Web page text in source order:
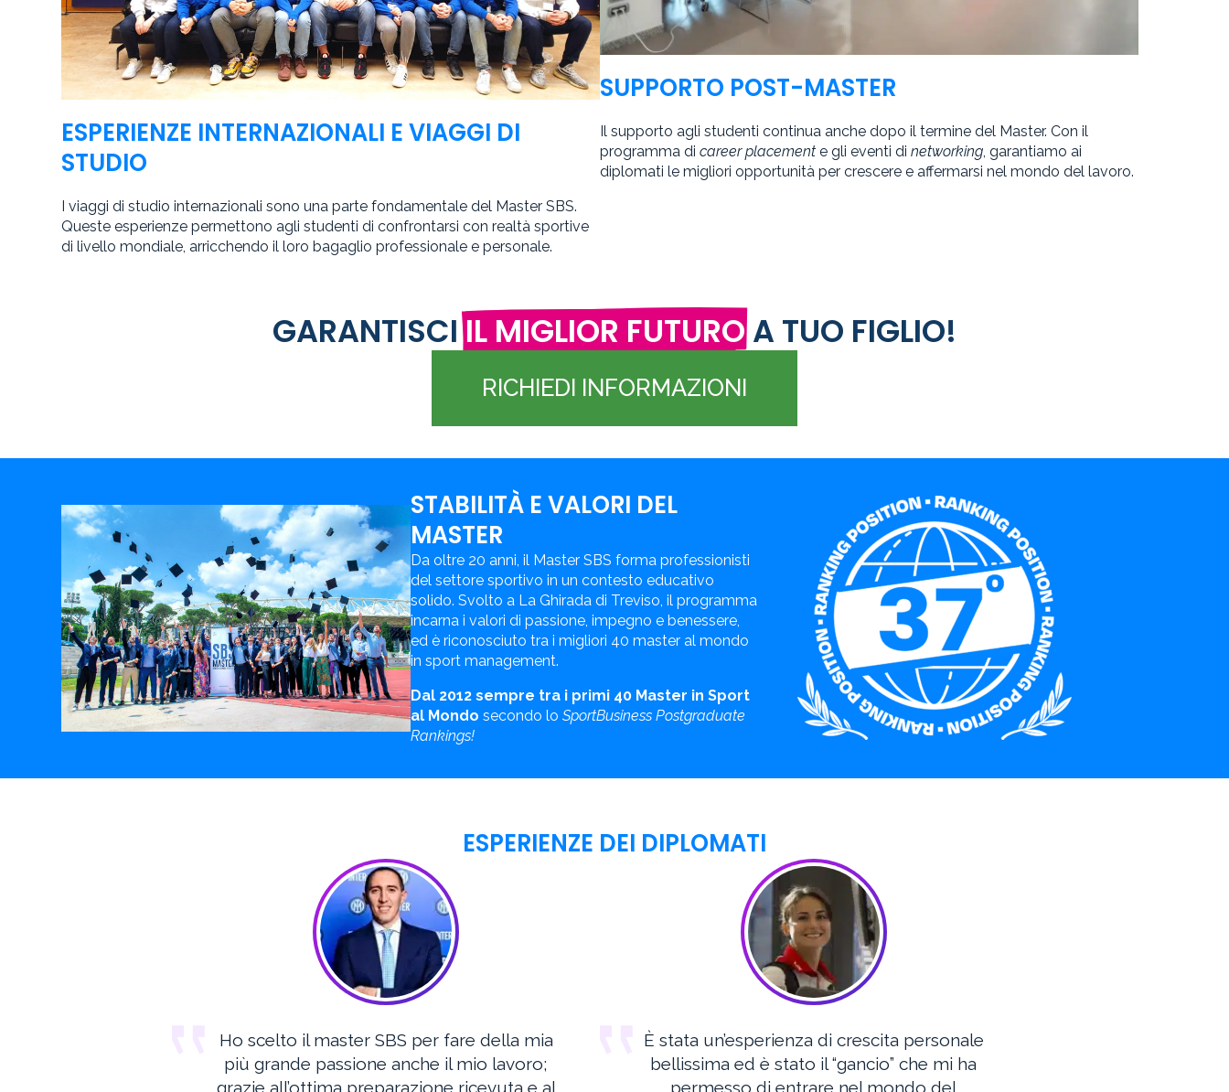
ESPERIENZE INTERNAZIONALI E VIAGGI DI
STUDIO
I viaggi di studio internazionali sono una parte fondamentale del Master SBS.
Queste esperienze permettono agli studenti di confrontarsi con realtà sportive
di livello mondiale, arricchendo il loro bagaglio professionale e personale.
SUPPORTO POST-MASTER
Il supporto agli studenti continua anche dopo il termine del Master. Con il
programma di career placement e gli eventi di networking, garantiamo ai
diplomati le migliori opportunità per crescere e affermarsi nel mondo del lavoro.
GARANTISCIIL MIGLIOR FUTURO A TUO FIGLIO!
RICHIEDI INFORMAZIONI
STABILITÀ E VALORI DEL
MASTER
Da oltre 20 anni, il Master SBS forma professionisti
del settore sportivo in un contesto educativo
solido. Svolto a La Ghirada di Treviso, il programma
incarna i valori di passione, impegno e benessere,
ed è riconosciuto tra i migliori 40 master al mondo
in sport management.
Dal 2012 sempre tra i primi 40 Master in Sport
al Mondo secondo loSportBusiness Postgraduate
Rankings!
ESPERIENZE DEI DIPLOMATI
Ho scelto il master SBS per fare della mia
più grande passione anche il mio lavoro;
grazie all’ottima preparazione ricevuta e al
È stata un’esperienza di crescita personale
bellissima ed è stato il “gancio” che mi ha
permesso di entrare nel mondo del